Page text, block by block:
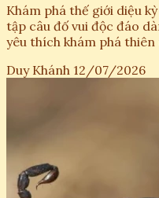
Khám phá thế giới diệu
tập câu đố vui độc đáo
yêu thích khám phá thiên
Duy Khánh 12/07/2026